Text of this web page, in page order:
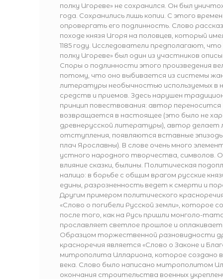
полку Игореве» не сохранился. Он был
года. Сохранились лишь копии. С этого
опровергать его подлинность. Слово
походе князя Игоря на половцев, который
1185 году. Исследователи предполагают,
полку Игореве» был один из участников
Споры о подлинности этого произведения
потому, что оно выбивается из системы
литературы необычностью используемых в
средств и приемов. Здесь нарушен
принцип повествования: автор
возвращается в настоящее (это было не
древнерусской литературы), автор делает
отступления, появляются вставные
плач Ярославны). В слове очень много
устного народного творчества, символов.
влияние сказки, былины. Политическая
налицо: в борьбе с общим врагом русские
едины, разрозненность ведет к смерти и
Другим примером политического
«Слово о погибели Русской земли», которое
после того, как на Русь пришли монголо-
прославляет светлое прошлое и
Образцом торжественной разновидности
красноречия является «Слово о Законе и
митрополита Иллариона, которое создано в
века. Слово было написано митрополитом
окончания строительства военных